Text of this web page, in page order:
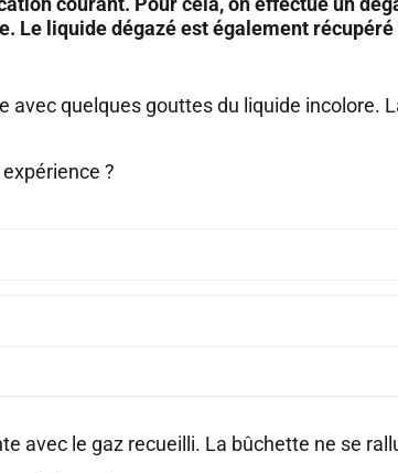
Le liquide dégazé est également
avec quelques gouttes du liquide incolore.
?
avec le gaz recueilli. La bûchette ne se